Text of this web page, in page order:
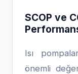
SCOP ve
Isı
önemli